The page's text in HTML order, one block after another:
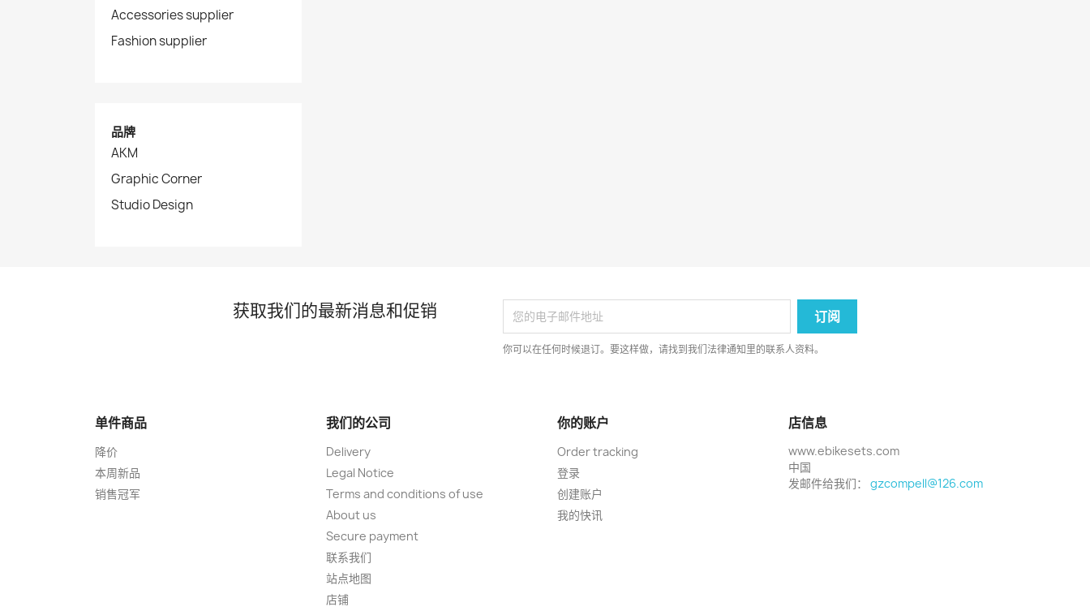
Accessories supplier
Fashion supplier
品牌
AKM
Graphic Corner
Studio Design
获取我们的最新消息和促销
你可以在任何时候退订。要这样做，请找到我们法律通知里的联系人资料。
单件商品
降价
本周新品
销售冠军
我们的公司
Delivery
Legal Notice
Terms and conditions of use
About us
Secure payment
联系我们
站点地图
店铺
你的账户
Order tracking
登录
创建账户
我的快讯
店信息
www.ebikesets.com
中国
发邮件给我们： gzcompell@126.com